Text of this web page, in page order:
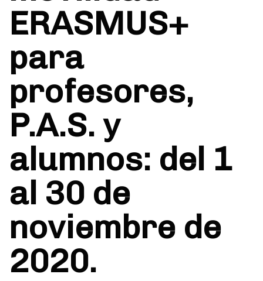
ERASMUS+
para
profesores,
P.A.S. y
alumnos: del 1
al 30 de
noviembre de
2020.